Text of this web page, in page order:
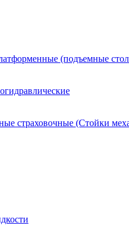
(подъемные
страховочные (Стойки